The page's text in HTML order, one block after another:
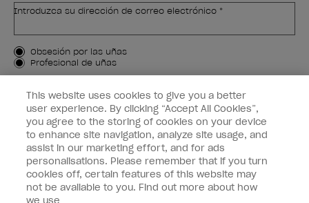
Introduzca su dirección de correo electrónico *
Tipo de cliente
Obsesión por las uñas
Profesional de uñas
APÚNTAME
Customer Information
Connect with OPI
This website uses cookies to give you a better
user experience. By clicking “Accept All Cookies”,
you agree to the storing of cookies on your device
to enhance site navigation, analyze site usage, and
assist in our marketing effort, and for ads
personalisations. Please remember that if you turn
cookies off, certain features of this website may
not be available to you. Find out more about how
we use